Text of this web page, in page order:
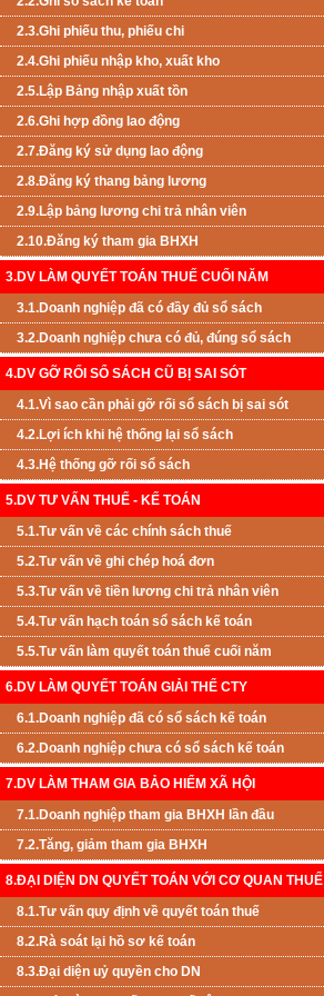
2.3.Ghi phiếu thu, phiếu chi
2.4.Ghi phiếu nhập kho, xuất kho
2.5.Lập Bảng nhập xuất tồn
2.6.Ghi hợp đồng lao động
2.7.Đăng ký sử dụng lao động
2.8.Đăng ký thang bảng lương
2.9.Lập bảng lương chi trả nhân viên
2.10.Đăng ký tham gia BHXH
3.DV LÀM QUYẾT TOÁN THUẾ CUỐI NĂM
3.1.Doanh nghiệp đã có đầy đủ sổ sách
3.2.Doanh nghiệp chưa có đủ, đúng sổ sách
4.DV GỠ RỐI SỔ SÁCH CŨ BỊ SAI SÓT
4.1.Vì sao cần phải gỡ rối sổ sách bị sai sót
4.2.Lợi ích khi hệ thống lại sổ sách
4.3.Hệ thống gỡ rối sổ sách
5.DV TƯ VẤN THUẾ - KẾ TOÁN
5.1.Tư vấn về các chính sách thuế
5.2.Tư vấn về ghi chép hoá đơn
5.3.Tư vấn về tiền lương chi trả nhân viên
5.4.Tư vấn hạch toán sổ sách kế toán
5.5.Tư vấn làm quyết toán thuế cuối năm
6.DV LÀM QUYẾT TOÁN GIẢI THỂ CTY
6.1.Doanh nghiệp đã có sổ sách kế toán
6.2.Doanh nghiệp chưa có sổ sách kế toán
7.DV LÀM THAM GIA BẢO HIỂM XÃ HỘI
7.1.Doanh nghiệp tham gia BHXH lần đầu
7.2.Tăng, giảm tham gia BHXH
8.ĐẠI DIỆN DN QUYẾT TOÁN VỚI CƠ QUAN THUẾ
8.1.Tư vấn quy định về quyết toán thuế
8.2.Rà soát lại hồ sơ kế toán
8.3.Đại diện uỷ quyền cho DN